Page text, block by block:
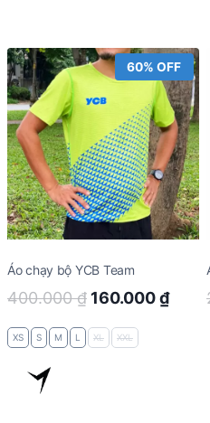
60% OFF
Áo chạy bộ YCB Team
400.000₫ Original
price
was:
160.000₫
XS S M L XL XXL